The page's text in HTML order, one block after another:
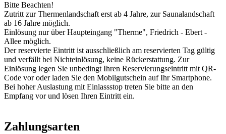
Bitte Beachten!
Zutritt zur Thermenlandschaft erst ab 4 Jahre, zur Saunalandschaft
ab 16 Jahre möglich.
Einlösung nur über Haupteingang "Therme", Friedrich - Ebert -
Allee möglich.
Der reservierte Eintritt ist ausschließlich am reservierten Tag gültig
und verfällt bei Nichteinlösung, keine Rückerstattung. Zur
Einlösung legen Sie unbedingt Ihren Reservierungseintritt mit QR-
Code vor oder laden Sie den Mobilgutschein auf Ihr Smartphone.
Bei hoher Auslastung mit Einlassstop treten Sie bitte an den
Empfang vor und lösen Ihren Eintritt ein.
Zahlungsarten